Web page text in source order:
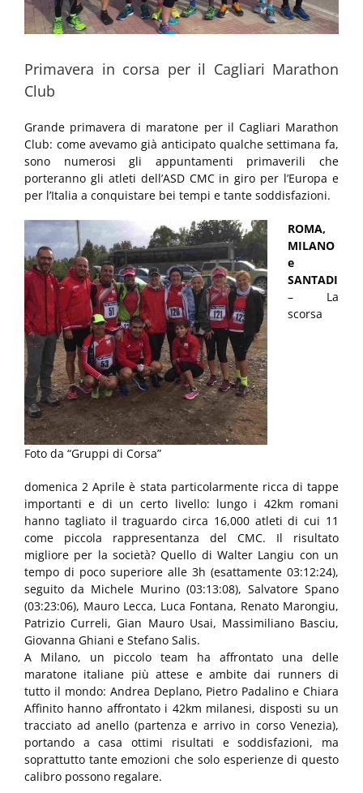
Primavera in corsa per il Cagliari Marathon
Club
Grande primavera di maratone per il Cagliari Marathon
Club: come avevamo già anticipato qualche settimana fa,
sono numerosi gli appuntamenti primaverili che
porteranno gli atleti dell’ASD CMC in giro per l’Europa e
per l’Italia a conquistare bei tempi e tante soddisfazioni.
Foto da “Gruppi di Corsa”
ROMA,
MILANO
e
SANTADI
– La
scorsa
domenica 2 Aprile è stata particolarmente ricca di tappe
importanti e di un certo livello: lungo i 42km romani
hanno tagliato il traguardo circa 16,000 atleti di cui 11
come piccola rappresentanza del CMC. Il risultato
migliore per la società? Quello di Walter Langiu con un
tempo di poco superiore alle 3h (esattamente 03:12:24),
seguito da Michele Murino (03:13:08), Salvatore Spano
(03:23:06), Mauro Lecca, Luca Fontana, Renato Marongiu,
Patrizio Curreli, Gian Mauro Usai, Massimiliano Basciu,
Giovanna Ghiani e Stefano Salis.
A Milano, un piccolo team ha affrontato una delle
maratone italiane più attese e ambite dai runners di
tutto il mondo: Andrea Deplano, Pietro Padalino e Chiara
Affinito hanno affrontato i 42km milanesi, disposti su un
tracciato ad anello (partenza e arrivo in corso Venezia),
portando a casa ottimi risultati e soddisfazioni, ma
soprattutto tante emozioni che solo esperienze di questo
calibro possono regalare.